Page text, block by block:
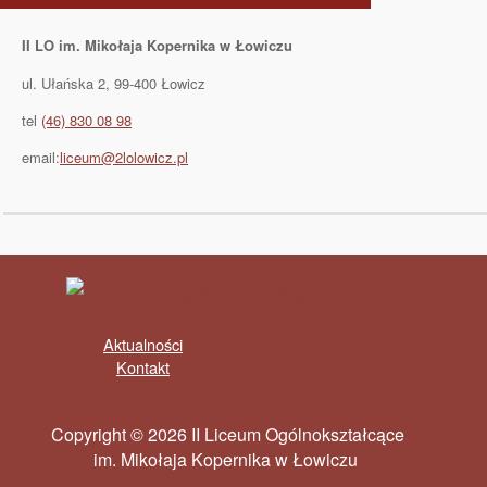
II LO im. Mikołaja Kopernika w Łowiczu
ul. Ułańska 2, 99-400 Łowicz
tel (46) 830 08 98
email:liceum@2lolowicz.pl
Aktualności
Kontakt
Copyright © 2026 II Liceum Ogólnokształcące
im. Mikołaja Kopernika w Łowiczu